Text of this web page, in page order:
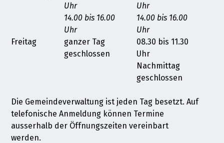
Uhr
Uhr
14.00 bis 16.00
Uhr
14.00 bis 16.00
Uhr
Freitag
ganzer Tag
geschlossen
08.30 bis 11.30
Uhr
Nachmittag
geschlossen
Die Gemeindeverwaltung ist jeden Tag besetzt. Auf
telefonische Anmeldung können Termine
ausserhalb der Öffnungszeiten vereinbart
werden.